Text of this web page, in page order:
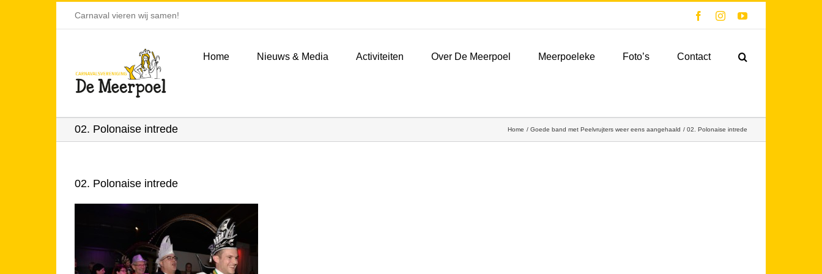
Carnaval vieren wij samen! FacebookInstagramYouTube
Home Nieuws & Media Activiteiten Over De Meerpoel Meerpoeleke Foto’s Contact
02. Polonaise intrede Home Goede band met Peelvrujters weer eens aangehaald 02. Polonaise intrede
02. Polonaise intrede